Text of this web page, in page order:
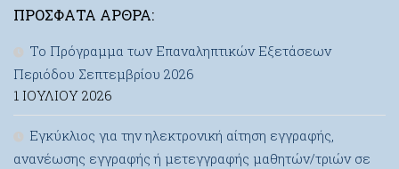
ΠΡΌΣΦΑΤΑ ΆΡΘΡΑ:
Το Πρόγραμμα των Επαναληπτικών Εξετάσεων
Περιόδου Σεπτεμβρίου 2026
1 ΙΟΥΛΊΟΥ 2026
Εγκύκλιος για την ηλεκτρονική αίτηση εγγραφής,
ανανέωσης εγγραφής ή μετεγγραφής μαθητών/τριών σε